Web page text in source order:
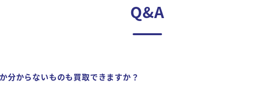
Q&A
分からないものも買取できますか？